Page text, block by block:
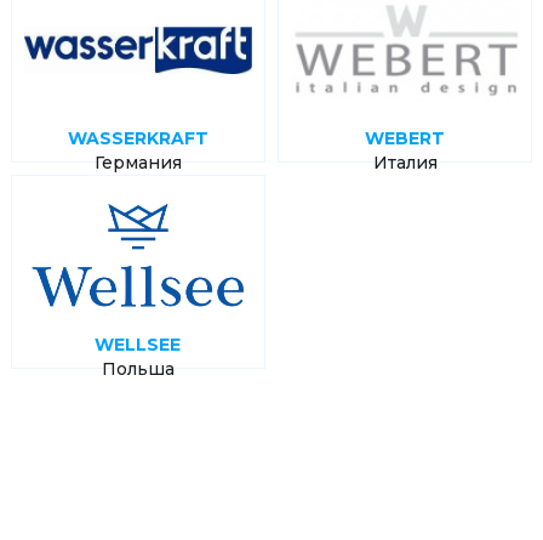
WASSERKRAFT
Германия
WEBERT
Италия
WELLSEE
Польша